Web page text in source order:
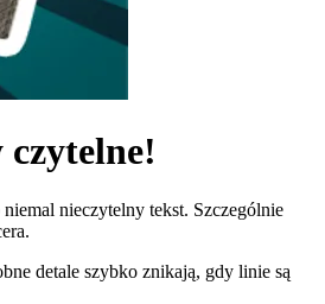
nieczytelny tekst. Szczególnie
detale szybko znikają, gdy linie są